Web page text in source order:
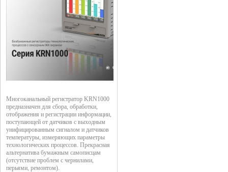
Многоканальный регистратор KRN1000
предназначен для сбора, обработки,
отображения и регистрации информации,
поступающей от датчиков с выходным
унифицированным сигналом и датчиков
температуры, измеряющих параметры
технологических процессов. Прекрасная
альтернатива бумажным самописцам
(отсутствие проблем с чернилами,
перьями, ремонтом).